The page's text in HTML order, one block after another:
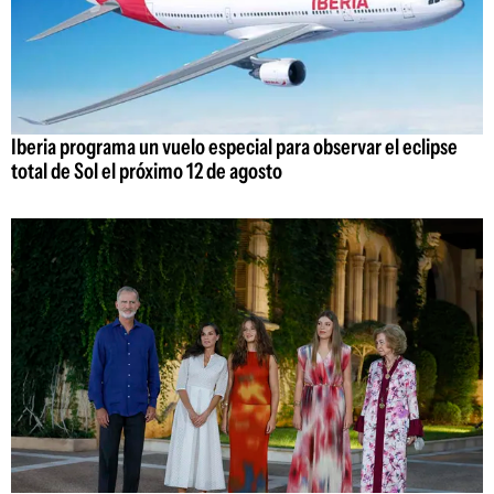
Iberia programa un vuelo especial para observar el eclipse
total de Sol el próximo 12 de agosto